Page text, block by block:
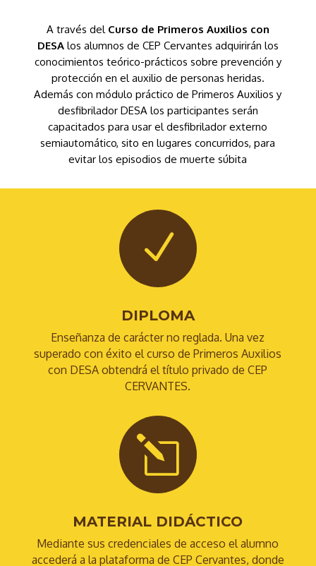
A través del Curso de Primeros Auxilios con
DESA los alumnos de CEP Cervantes adquirirán los
conocimientos teórico-prácticos sobre prevención y
protección en el auxilio de personas heridas.
Además con módulo práctico de Primeros Auxilios y
desfibrilador DESA los participantes serán
capacitados para usar el desfibrilador externo
semiautomático, sito en lugares concurridos, para
evitar los episodios de muerte súbita
N
DIPLOMA
Enseñanza de carácter no reglada. Una vez
superado con éxito el curso de Primeros Auxilios
con DESA obtendrá el título privado de CEP
CERVANTES.
l
MATERIAL DIDÁCTICO
Mediante sus credenciales de acceso el alumno
accederá a la plataforma de CEP Cervantes, donde